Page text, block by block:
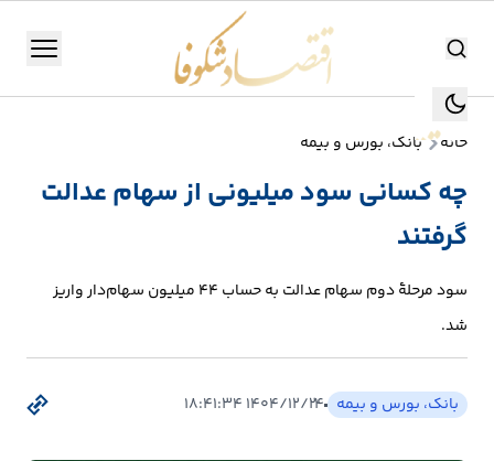
جستجو جستجو
منو
تولید
صنعت
انرژی
بانک،
خانه بانک، بورس و بیمه
چه کسانی سود میلیونی از سهام عدالت
گرفتند
سود مرحلۀ دوم سهام عدالت به حساب ۴۴ میلیون سهام‌دار واریز
شد.
بانک، بورس و بیمه ۱۴۰۴/۱۲/۲۴ ۱۸:۴۱:۳۴